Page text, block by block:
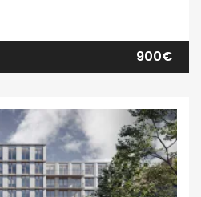
900€